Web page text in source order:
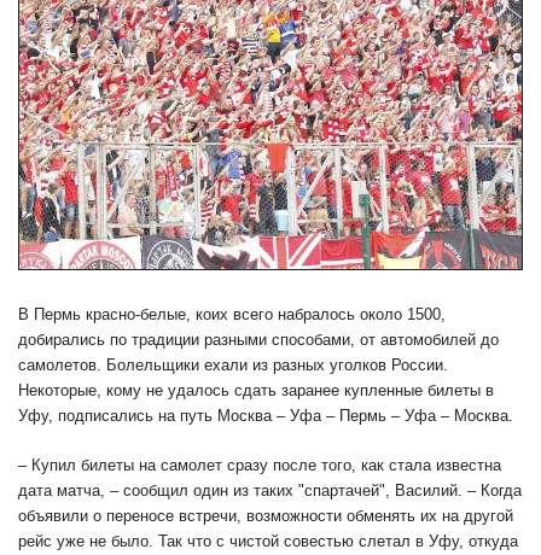
В Пермь красно-белые, коих всего набралось около 1500,
добирались по традиции разными способами, от автомобилей до
самолетов. Болельщики ехали из разных уголков России.
Некоторые, кому не удалось сдать заранее купленные билеты в
Уфу, подписались на путь Москва – Уфа – Пермь – Уфа – Москва.
– Купил билеты на самолет сразу после того, как стала известна
дата матча, – сообщил один из таких "спартачей", Василий. – Когда
объявили о переносе встречи, возможности обменять их на другой
рейс уже не было. Так что с чистой совестью слетал в Уфу, откуда